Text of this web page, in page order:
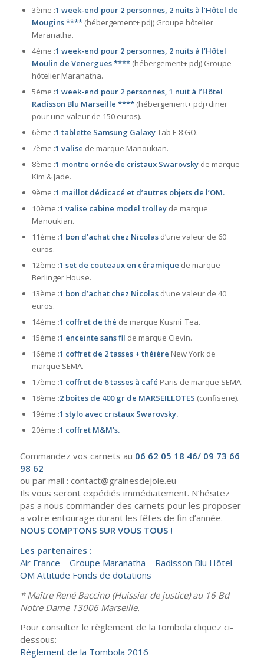
3ème :1 week-end pour 2 personnes, 2 nuits à l’Hôtel de
Mougins ****(hébergement+ pdj) Groupe hôtelier
Maranatha.
4ème :1 week-end pour 2 personnes, 2 nuits à l’Hôtel
Moulin de Venergues ****(hébergement+ pdj) Groupe
hôtelier Maranatha.
5ème :1 week-end pour 2 personnes, 1 nuit à l’Hôtel
Radisson Blu Marseille ****(hébergement+ pdj+diner
pour une valeur de 150 euros).
6ème :1 tablette Samsung GalaxyTab E 8 GO.
7ème :1 valise de marque Manoukian.
8ème :1 montre ornée de cristaux Swarovskyde marque
Kim & Jade.
9ème :1 maillot dédicacé et d’autres objets de l’OM.
10ème :1 valise cabine model trolleyde marque
Manoukian.
11ème :1 bon d’achat chez Nicolasd’une valeur de 60
euros.
12ème :1 set de couteaux en céramique de marque
Berlinger House.
13ème :1 bon d’achat chez Nicolasd’une valeur de 40
euros.
14ème :1 coffret de thé de marque Kusmi Tea.
15ème :1 enceinte sans fil de marque Clevin.
16ème :1 coffret de 2 tasses + théière New York de
marque SEMA.
17ème :1 coffret de 6 tasses à café Paris de marque SEMA.
18ème :2 boites de 400 gr de MARSEILLOTES (confiserie).
19ème :1 stylo avec cristaux Swarovsky.
20ème :1 coffret M&M’s.
Commandez vos carnets au 06 62 05 18 46/ 09 73 66
98 62
ou par mail : contact@grainesdejoie.eu
Ils vous seront expédiés immédiatement. N’hésitez
pas a nous commander des carnets pour les proposer
a votre entourage durant les fêtes de fin d’année.
NOUS COMPTONS SUR VOUS TOUS !
Les partenaires :
Air France – Groupe Maranatha – Radisson Blu Hôtel –
OM Attitude Fonds de dotations
* Maître René Baccino (Huissier de justice) au 16 Bd
Notre Dame 13006 Marseille.
Pour consulter le règlement de la tombola cliquez ci-
dessous:
Réglement de la Tombola 2016